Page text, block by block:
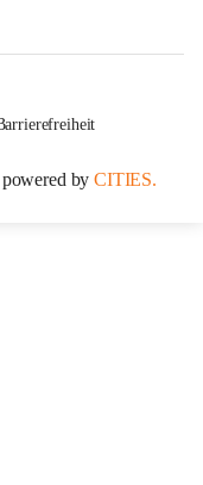
byCITIES.